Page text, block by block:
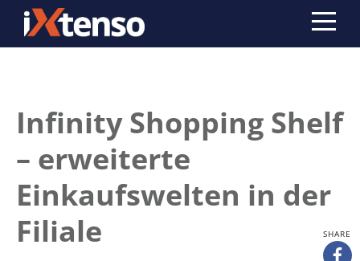
Infinity Shopping Shelf
– erweiterte
Einkaufswelten in der
Filiale